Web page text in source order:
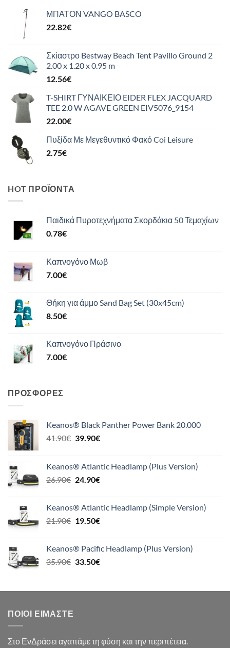
ΜΠΑΤΟΝ VANGO BASCO
22.82€
Σκίαστρο Bestway Beach Tent Pavillo Ground 2
2.00 x 1.20 x 0.95 m
12.56€
T-SHIRT ΓΥΝΑΙΚΕΙΟ EIDER FLEX JACQUARD
TEE 2.0 W AGAVE GREEN EIV5076_9154
22.00€
Πυξίδα Με Μεγεθυντικό Φακό Coi Leisure
2.75€
HOT ΠΡΟΪΌΝΤΑ
Παιδικά Πυροτεχνήματα Σκορδάκια 50 Τεμαχίων
0.78€
Καπνογόνο Μωβ
7.00€
Θήκη για άμμο Sand Bag Set (30x45cm)
8.50€
Καπνογόνο Πράσινο
7.00€
ΠΡΟΣΦΟΡΈΣ
Keanos® Black Panther Power Bank 20.000
41.90€ Original
41.90€.
39.90€Η
είναι:
39.90€.
Keanos® Atlantic Headlamp (Plus Version)
26.90€ Original
26.90€.
24.90€Η
είναι:
24.90€.
Keanos® Atlantic Headlamp (Simple Version)
21.90€ Original
21.90€.
19.50€Η
είναι:
19.50€.
Keanos® Pacific Headlamp (Plus Version)
35.90€ Original
35.90€.
33.50€Η
είναι:
ΠΟΙΟΙ ΕΊΜΑΣΤΕ
Στο ΕνΔράσει αγαπάμε τη φύση και την περιπέτεια.